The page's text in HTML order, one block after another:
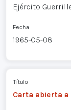
Ejército
Fecha
1965-05-08
Título
Carta abierta a